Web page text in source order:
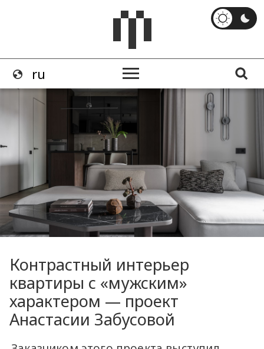
Контрастный интерьер
квартиры с «мужским»
характером — проект
Анастасии Забусовой